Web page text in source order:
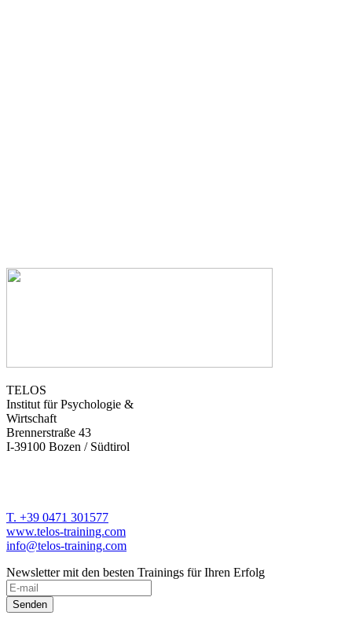
TELOS
Institut für Psychologie &
Wirtschaft
Brennerstraße 43
I-39100 Bozen / Südtirol
T. +39 0471 301577
www.telos-training.com
info@telos-training.com
Newsletter mit den besten Trainings für Ihren Erfolg